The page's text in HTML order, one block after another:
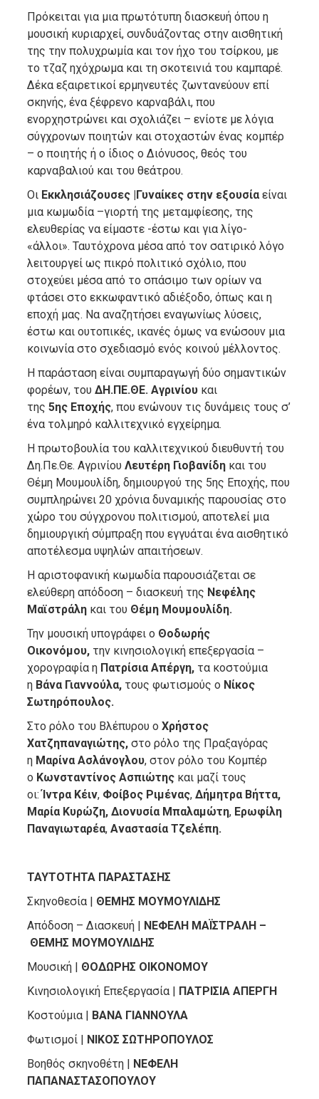
Πρόκειται για μια πρωτότυπη διασκευή όπου η
μουσική κυριαρχεί, συνδυάζοντας στην αισθητική
της την πολυχρωμία και τον ήχο του τσίρκου, με
το τζαζ ηχόχρωμα και τη σκοτεινιά του καμπαρέ.
Δέκα εξαιρετικοί ερμηνευτές ζωντανεύουν επί
σκηνής, ένα ξέφρενο καρναβάλι, που
ενορχηστρώνει και σχολιάζει – ενίοτε με λόγια
σύγχρονων ποιητών και στοχαστών ένας κομπέρ
– ο ποιητής ή ο ίδιος ο Διόνυσος, θεός του
καρναβαλιού και του θεάτρου.
Οι Εκκλησιάζουσες |Γυναίκες στην εξουσίαείναι
μια κωμωδία –γιορτή της μεταμφίεσης, της
ελευθερίας να είμαστε -έστω και για λίγο-
«άλλοι». Ταυτόχρονα μέσα από τον σατιρικό λόγο
λειτουργεί ως πικρό πολιτικό σχόλιο, που
στοχεύει μέσα από το σπάσιμο των ορίων να
φτάσει στο εκκωφαντικό αδιέξοδο, όπως και η
εποχή μας. Να αναζητήσει εναγωνίως λύσεις,
έστω και ουτοπικές, ικανές όμως να ενώσουν μια
κοινωνία στο σχεδιασμό ενός κοινού μέλλοντος.
Η παράσταση είναι συμπαραγωγή δύο σημαντικών
φορέων, του ΔΗ.ΠΕ.ΘΕ. Αγρινίουκαι
της 5ηςΕποχής, που ενώνουν τις δυνάμεις τους σ’
ένα τολμηρό καλλιτεχνικό εγχείρημα.
Η πρωτοβουλία του καλλιτεχνικού διευθυντή του
Δη.Πε.Θε. Αγρινίου Λευτέρη Γιοβανίδηκαι του
Θέμη Μουμουλίδη, δημιουργού της 5ης Εποχής, που
συμπληρώνει 20 χρόνια δυναμικής παρουσίας στο
χώρο του σύγχρονου πολιτισμού, αποτελεί μια
δημιουργική σύμπραξη που εγγυάται ένα αισθητικό
αποτέλεσμα υψηλών απαιτήσεων.
Η αριστοφανική κωμωδία παρουσιάζεται σε
ελεύθερη απόδοση – διασκευή της Νεφέλης
Μαϊστράληκαι του Θέμη Μουμουλίδη.
Την μουσική υπογράφει ο Θοδωρής
Οικονόμου,την κινησιολογική επεξεργασία –
χορογραφία η Πατρίσια Απέργη, τα κοστούμια
η Βάνα Γιαννούλα,τους φωτισμούς ο Νίκος
Σωτηρόπουλος.
Στο ρόλο του Βλέπυρου ο Χρήστος
Χατζηπαναγιώτης, στο ρόλο της Πραξαγόρας
η Μαρίνα Ασλάνογλου, στον ρόλο του Κομπέρ
ο Κωνσταντίνος Ασπιώτηςκαι μαζί τους
οι:Ίντρα Κέιν, Φοίβος Ριμένας, Δήμητρα Βήττα,
Μαρία Κυρώζη, Διονυσία Μπαλαμώτη, Ερωφίλη
Παναγιωταρέα, Αναστασία Τζελέπη.
ΤΑΥΤΟΤΗΤΑ ΠΑΡΑΣΤΑΣΗΣ
Σκηνοθεσία | ΘΕΜΗΣ ΜΟΥΜΟΥΛΙΔΗΣ
Απόδοση – Διασκευή | ΝΕΦΕΛΗ ΜΑΪΣΤΡΑΛΗ –
ΘΕΜΗΣ ΜΟΥΜΟΥΛΙΔΗΣ
Μουσική | ΘΟΔΩΡΗΣ ΟΙΚΟΝΟΜΟΥ
Κινησιολογική Επεξεργασία | ΠΑΤΡΙΣΙΑ ΑΠΕΡΓΗ
Κοστούμια | ΒΑΝΑ ΓΙΑΝΝΟΥΛΑ
Φωτισμοί | ΝΙΚΟΣ ΣΩΤΗΡΟΠΟΥΛΟΣ
Βοηθός σκηνοθέτη | ΝΕΦΕΛΗ
ΠΑΠΑΝΑΣΤΑΣΟΠΟΥΛΟΥ